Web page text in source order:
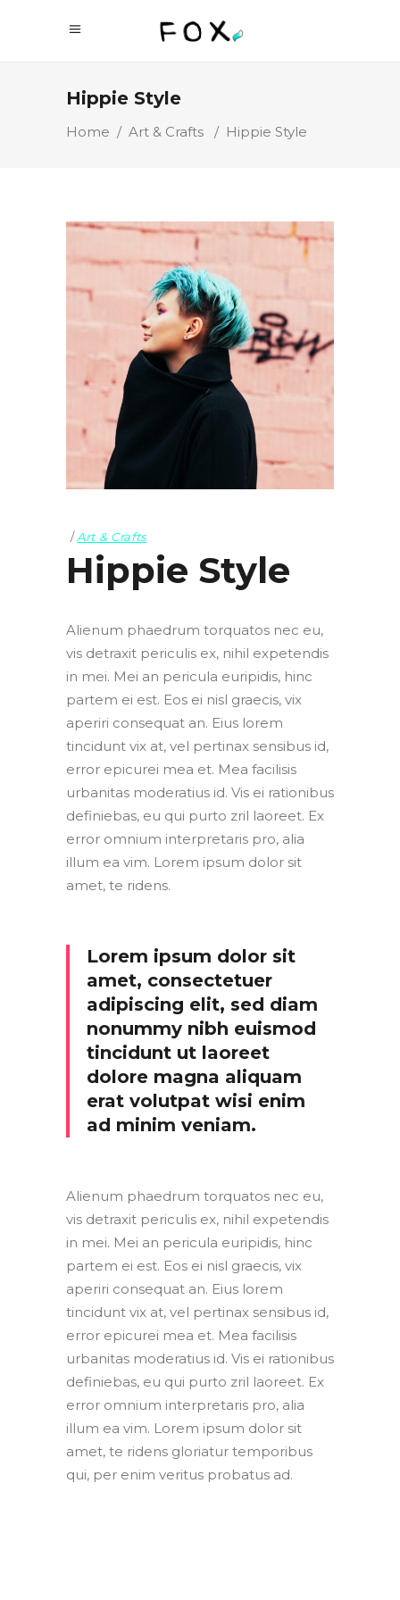
Hippie Style
Home / Art & Crafts / Hippie Style
Art & Crafts
Hippie Style
Alienum phaedrum torquatos nec eu,
vis detraxit periculis ex, nihil expetendis
in mei. Mei an pericula euripidis, hinc
partem ei est. Eos ei nisl graecis, vix
aperiri consequat an. Eius lorem
tincidunt vix at, vel pertinax sensibus id,
error epicurei mea et. Mea facilisis
urbanitas moderatius id. Vis ei rationibus
definiebas, eu qui purto zril laoreet. Ex
error omnium interpretaris pro, alia
illum ea vim. Lorem ipsum dolor sit
amet, te ridens.
Lorem ipsum dolor sit
amet, consectetuer
adipiscing elit, sed diam
nonummy nibh euismod
tincidunt ut laoreet
dolore magna aliquam
erat volutpat wisi enim
ad minim veniam.
Alienum phaedrum torquatos nec eu,
vis detraxit periculis ex, nihil expetendis
in mei. Mei an pericula euripidis, hinc
partem ei est. Eos ei nisl graecis, vix
aperiri consequat an. Eius lorem
tincidunt vix at, vel pertinax sensibus id,
error epicurei mea et. Mea facilisis
urbanitas moderatius id. Vis ei rationibus
definiebas, eu qui purto zril laoreet. Ex
error omnium interpretaris pro, alia
illum ea vim. Lorem ipsum dolor sit
amet, te ridens gloriatur temporibus
qui, per enim veritus probatus ad.